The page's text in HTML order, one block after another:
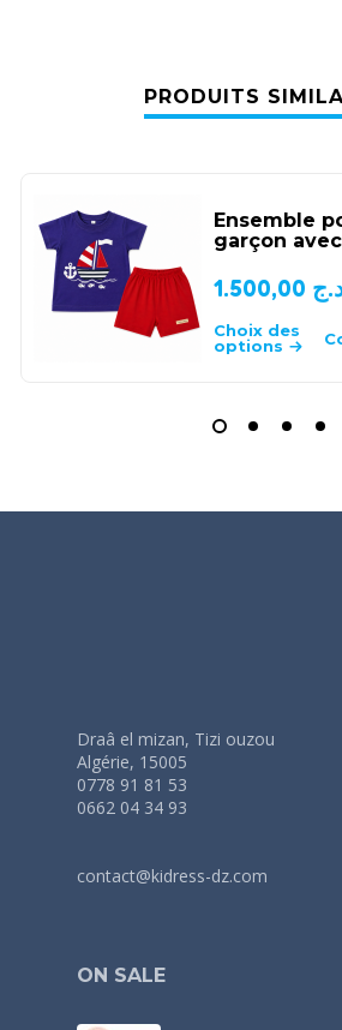
PRODUITS
Ensemble
garçon
Choix des
options
Draâ el mizan, Tizi ouzou
Algérie, 15005
0778 91 81 53
0662 04 34 93
contact@kidress-dz.com
ON SALE